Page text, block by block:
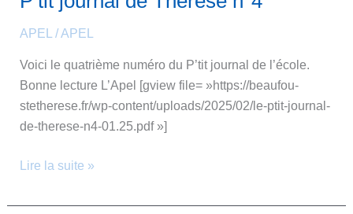
APEL /APEL
Voici le quatrième numéro du P’tit journal de l’école.
Bonne lecture L’Apel [gview file= »https://beaufou-
stetherese.fr/wp-content/uploads/2025/02/le-ptit-journal-
de-therese-n4-01.25.pdf »]
de
Thérèse
n°4
Lire la suite »